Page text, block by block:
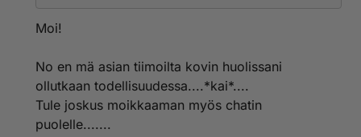
Moi!
No en mä asian tiimoilta kovin huolissani
ollutkaan todellisuudessa....*kai*....
Tule joskus moikkaaman myös chatin
puolelle.......